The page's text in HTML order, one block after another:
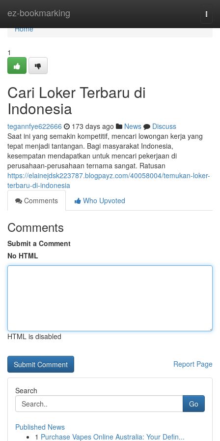
ez-bookmarking
Home
Home
1
Cari Loker Terbaru di
Indonesia
tegannfye622666 173 days ago News
Discuss
Saat ini yang semakin kompetitif, mencari lowongan kerja yang
tepat menjadi tantangan. Bagi masyarakat Indonesia,
kesempatan mendapatkan untuk mencari pekerjaan di
perusahaan-perusahaan ternama sangat. Ratusan
https://elainejdsk223787.blogpayz.com/40058004/temukan-loker-
terbaru-di-indonesia
Comments
Who Upvoted
Comments
Submit a Comment
No HTML
HTML is disabled
Report Page
Search
Go
Published News
1 Purchase Vapes Online Australia: Your Defin...